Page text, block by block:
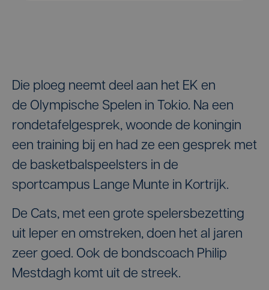
Die ploeg neemt deel aan het EK en
de Olympische Spelen in Tokio. Na een
rondetafelgesprek, woonde de koningin
een training bij en had ze een gesprek met
de basketbalspeelsters in de
sportcampus Lange Munte in Kortrijk.
De Cats, met een grote spelersbezetting
uit Ieper en omstreken, doen het al jaren
zeer goed. Ook de bondscoach Philip
Mestdagh komt uit de streek.